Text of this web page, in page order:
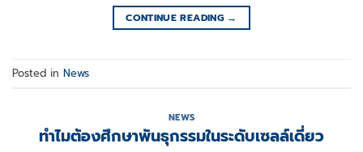
CONTINUE READING →
Posted in News
NEWS
ทำไมต้องศึกษาพันธุกรรมในระดับเซลล์เดี่ยว